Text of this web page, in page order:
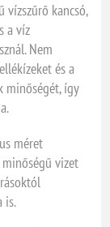
vízszűrő kancsó,
a víz
Nem
és a
minőségét, így
méret
vizet
is.